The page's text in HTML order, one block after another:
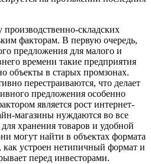
производственно-складских
факторам. В первую очередь,
предложения для малого и
времени такие предприятия
объекты в старых промзонах.
перестраиваются, что делает
предложения особенно
является рост интернет-
магазины нуждаются во все
хранения товаров и удобной
могут найти в объектах формата
как устроен нетипичный формат и
перед инвесторами.